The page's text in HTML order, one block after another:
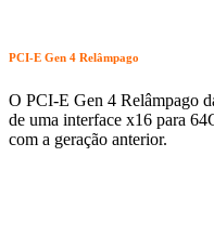
PCI-E Gen 4 Relâmpago
O PCI-E Gen 4 Relâmpago
de uma interface x16 para
com a geração anterior.